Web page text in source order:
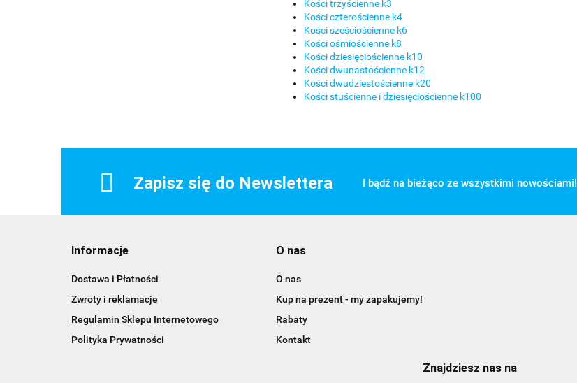
Kości trzyścienne k3
Kości czterościenne k4
Kości sześciościenne k6
Kości ośmiościenne k8
Kości dziesięciościenne k10
Kości dwunastościenne k12
Kości dwudziestościenne k20
Kości stuścienne i dziesięciościenne k100
Zapisz się do Newslettera I bądź na bieżąco ze wszystkimi nowościami!
Informacje
Dostawa i Płatności
Zwroty i reklamacje
Regulamin Sklepu Internetowego
Polityka Prywatności
O nas
O nas
Kup na prezent - my zapakujemy!
Rabaty
Kontakt
Znajdziesz nas na